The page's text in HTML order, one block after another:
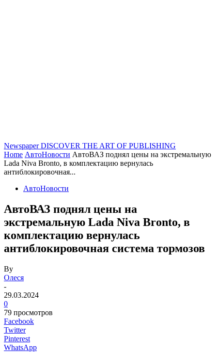
Newspaper DISCOVER THE ART OF PUBLISHING
Home АвтоНовости АвтоВАЗ поднял цены на экстремальную
Lada Niva Bronto, в комплектацию вернулась
антиблокировочная...
АвтоНовости
АвтоВАЗ поднял цены на
экстремальную Lada Niva Bronto, в
комплектацию вернулась
антиблокировочная система тормозов
By
Олеся
-
29.03.2024
0
79 просмотров
Facebook
Twitter
Pinterest
WhatsApp